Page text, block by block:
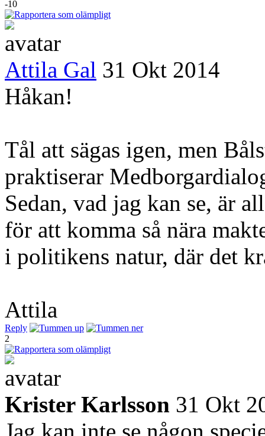
-10
Attila Gal 31 Okt 2014
Håkan!
Tål att sägas igen, men
praktiserar
Sedan, vad jag kan se, är
för att komma så nära
i politikens natur, där det
Attila
Reply
2
Krister Karlsson 31 Okt
Jag kan inte se någon